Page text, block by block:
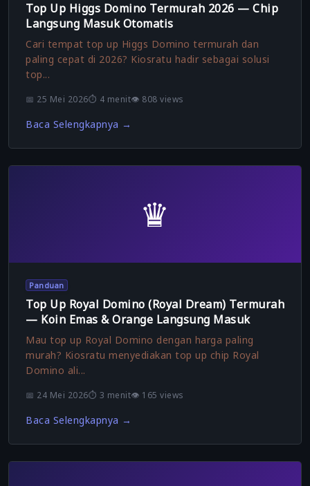
Top Up Higgs Domino Termurah 2026 — Chip
Langsung Masuk Otomatis
Cari tempat top up Higgs Domino termurah dan
paling cepat di 2026? Kiosratu hadir sebagai solusi
top...
📅 25 Mei 2026⏱️ 4 menit👁️ 808 views
Baca Selengkapnya →
♛
Panduan
Top Up Royal Domino (Royal Dream) Termurah
— Koin Emas & Orange Langsung Masuk
Mau top up Royal Domino dengan harga paling
murah? Kiosratu menyediakan top up chip Royal
Domino ali...
📅 24 Mei 2026⏱️ 3 menit👁️ 165 views
Baca Selengkapnya →